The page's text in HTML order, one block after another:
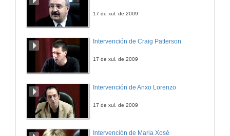
17 de xul. de 2009
Intervención de Craig Patterson
17 de xul. de 2009
Intervención de Anxo Lorenzo
17 de xul. de 2009
Intervención de Maria Xosé